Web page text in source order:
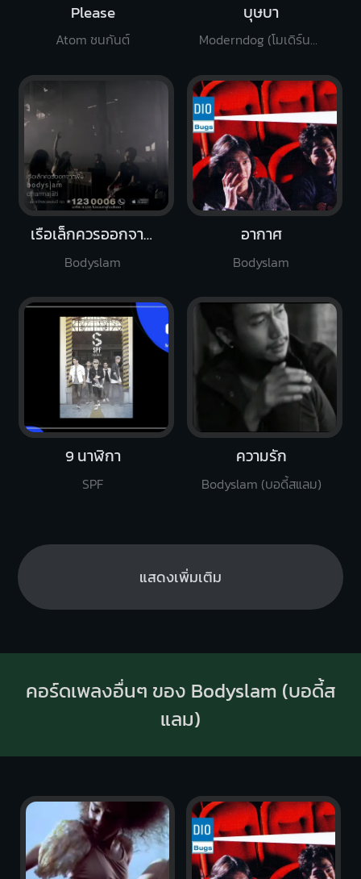
Please
Atom ชนกันต์
บุษบา
Moderndog (โมเดิร์นด็อก)
เรือเล็กควรออกจากฝั่ง
Bodyslam
อากาศ
Bodyslam
9 นาฬิกา
SPF
ความรัก
Bodyslam (บอดี้สแลม)
แสดงเพิ่มเติม
คอร์ดเพลงอื่นๆ ของ Bodyslam (บอดี้ส
แลม)